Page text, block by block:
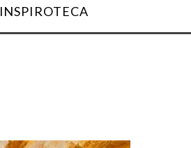
INSPIROTECA